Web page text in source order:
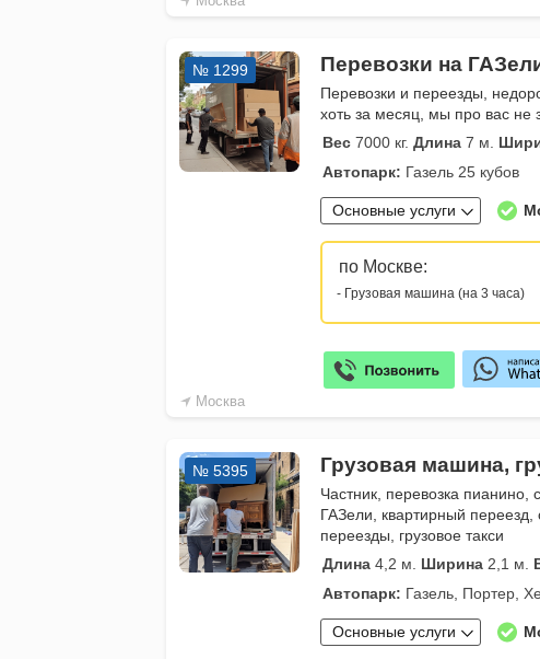
Москва
№ 1299 Перевозки на
Перевозки и переезды,
хоть за месяц, мы про вас не
Вес 7000 кг. Длина 7 м.
Автопарк: Газель 25 кубов
Основные услуги
по Москве:
- Грузовая машина (на 3 часа)
№ 5395 Грузовая машина,
Частник, перевозка пианино,
ГАЗели, квартирный
переезды, грузовое такси
Длина 4,2 м. Ширина 2,1 м.
Автопарк: Газель, Портер,
Основные услуги